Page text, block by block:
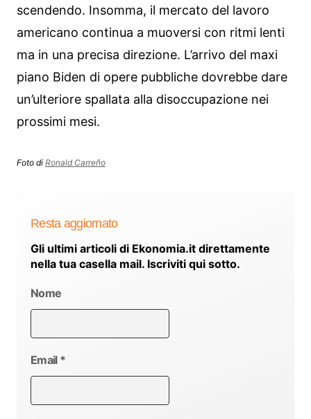
scendendo. Insomma, il mercato del lavoro
americano continua a muoversi con ritmi lenti
ma in una precisa direzione. L’arrivo del maxi
piano Biden di opere pubbliche dovrebbe dare
un’ulteriore spallata alla disoccupazione nei
prossimi mesi.
Foto di Ronald Carreño
Resta aggiornato
Gli ultimi articoli di Ekonomia.it direttamente
nella tua casella mail. Iscriviti qui sotto.
Nome
Email *